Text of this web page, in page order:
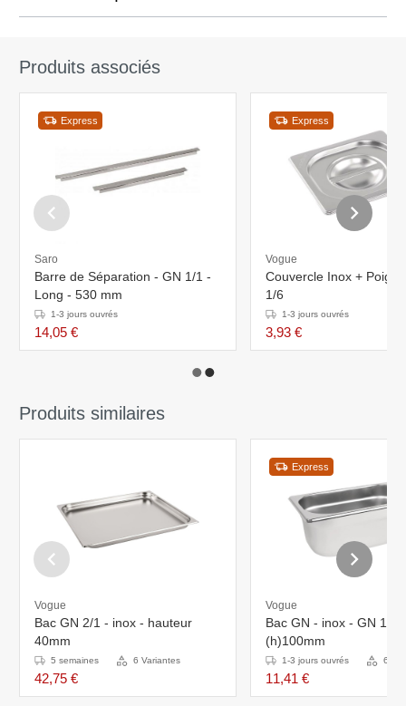
Produits associés
Express
Saro
Barre de Séparation - GN 1/1 -
Long - 530 mm
1-3 jours ouvrés
14,05 €
Express
Vogue
Couvercle Inox +
1/6
1-3 jours ouvrés
3,93 €
Produits similaires
Vogue
Bac GN 2/1 - inox - hauteur
40mm
5 semaines 6 Variantes
42,75 €
Express
Vogue
Bac GN - inox - GN 1/4 -
(h)100mm
1-3 jours ouvrés 6
11,41 €